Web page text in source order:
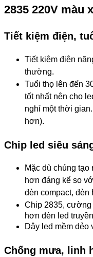
2835 220V màu
Tiết kiệm điện,
Tiết kiệm điện
thường.
Tuổi thọ lên đến
tốt nhất nên cho
nghỉ một thời
hơn).
Chip led siêu
Mặc dù chúng
hơn đáng kể so
đèn compact, đèn
Chip 2835, cường
hơn đèn led
Dây led mềm dẻo
Chống mưa, linh